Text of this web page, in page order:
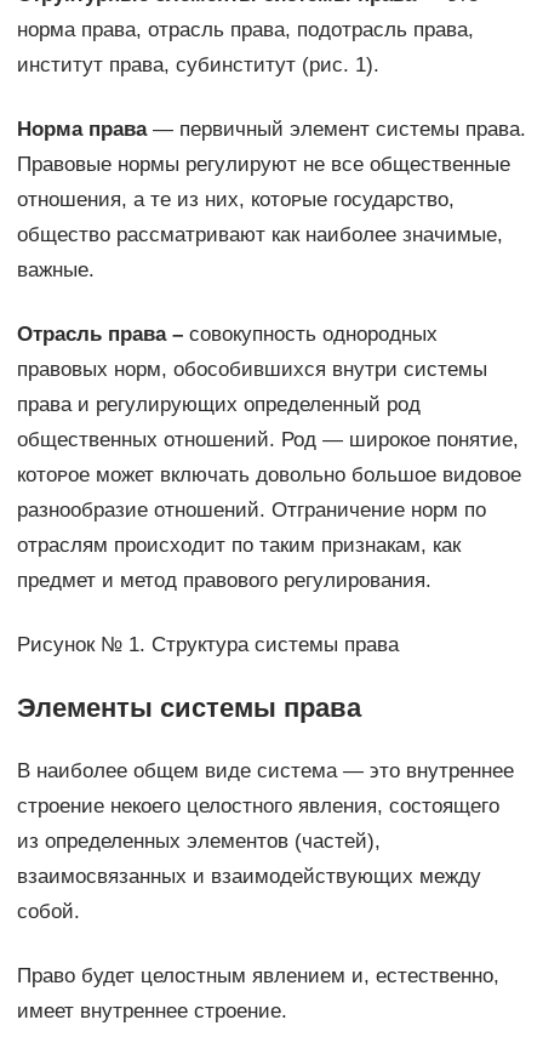
норма права, отрасль права, подотрасль права,
институт права, субинститут (рис. 1).
Норма права— первичный элемент системы права.
Правовые нормы регулируют не все общественные
отношения, а те из них, кᴏᴛᴏᴩые государство,
общество рассматривают как наиболее значимые,
важные.
Отрасль права –совокупность однородных
правовых норм, обособившихся внутри системы
права и регулирующих определенный род
общественных отношений. Род — широкое понятие,
кᴏᴛᴏᴩое может включать довольно большое видовое
разнообразие отношений. Отграничение норм по
отраслям происходит по таким признакам, как
предмет и метод правового регулирования.
Рисунок № 1. Структура системы права
Элементы системы права
В наиболее общем виде система — ϶ᴛᴏ внутреннее
строение некоего целостного явления, состоящего
из определенных элементов (частей),
взаимосвязанных и взаимодействующих между
собой.
Право будет целостным явлением и, естественно,
имеет внутреннее строение.